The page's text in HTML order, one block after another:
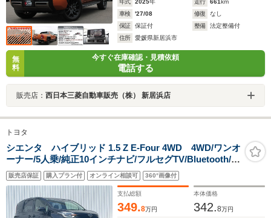
年式 2025年 走行 661km
車検
'27/08 修復
なし
保証
保証付 整備
法定整備付
住所
愛媛県新居浜市
無
料
今すぐ在庫確認・見積依頼
電話する
販売店： 西日本三菱自動車販売（株） 新居浜店
トヨタ
シエンタ ハイブリッド 1.5 Z E-Four 4WD 4WD/ワンオ
ーナー/5人乗/純正10インチナビ/フルセグTV/Bluetooth/パ
ノラミックビューモニター/セーフティセンス/ビルトイン
ETC/AC100V電源/ハンズフリーパワースライドドア
販売店保証 購入プラン付 オンライン相談可 360°画像付
支払総額
349.8万円
本体価格
342.8万円